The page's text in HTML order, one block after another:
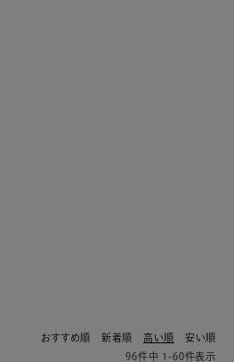
おすすめ順 新着順 高い順
安い順
96件中 1-60件表示